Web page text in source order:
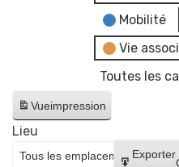
Mobilité
Vie
Toutes les
Vueimpression
Créer
Exporter
Lieu